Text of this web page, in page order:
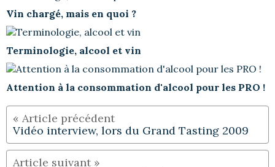
Vin chargé, mais en quoi ?
Terminologie, alcool et vin
Attention à la consommation d'alcool pour les PRO !
Vidéo interview, lors du Grand Tasting 2009